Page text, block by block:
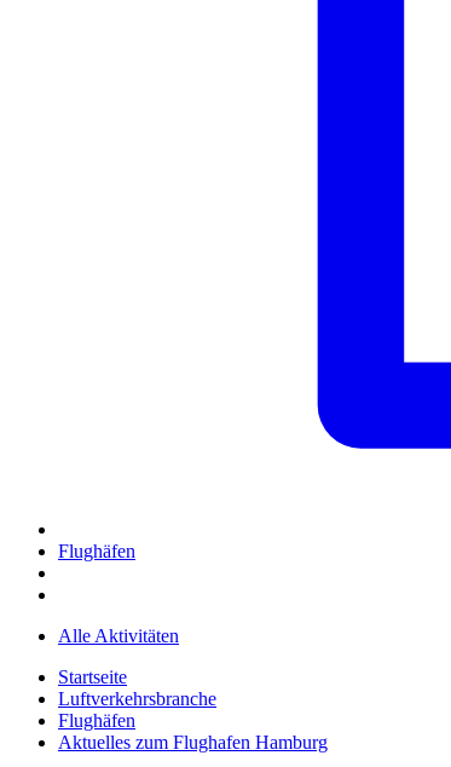
Flughäfen
Alle Aktivitäten
Startseite
Luftverkehrsbranche
Flughäfen
Aktuelles zum Flughafen Hamburg